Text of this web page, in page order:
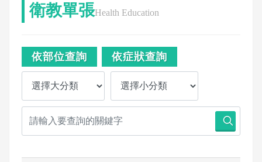
衛教單張Health Education
依部位查詢 依症狀查詢